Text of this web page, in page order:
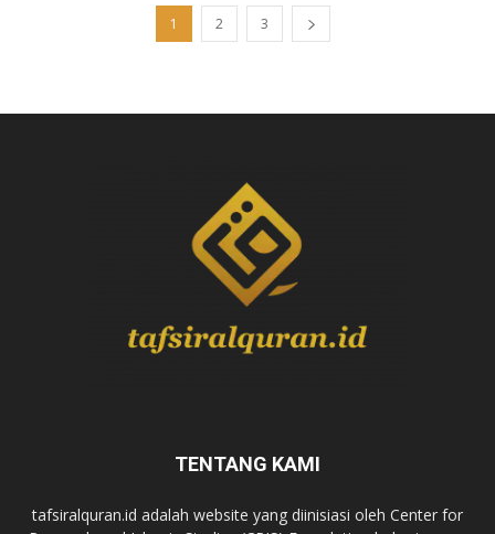
1 2 3
TENTANG KAMI
tafsiralquran.id adalah website yang diinisiasi oleh Center for